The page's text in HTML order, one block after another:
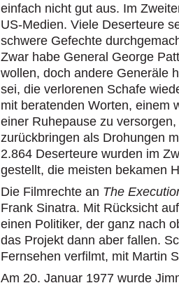
einfach nicht gut aus. Im
US-Medien. Viele Deserteure
schwere Gefechte
Zwar habe General George
wollen, doch andere Generäle
sei, die verlorenen Schafe
mit beratenden Worten, einem
einer Ruhepause zu
zurückbringen als Drohungen
2.864 Deserteure wurden im
gestellt, die meisten bekamen
Die Filmrechte an The
Frank Sinatra. Mit Rücksicht
einen Politiker, der ganz nach
das Projekt dann aber fallen.
Fernsehen verfilmt, mit Martin
Am 20. Januar 1977 wurde